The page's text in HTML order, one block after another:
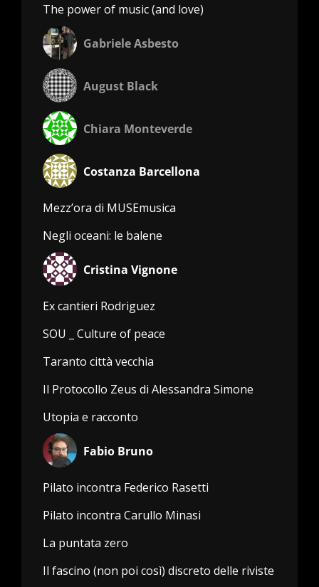
The power of music (and love)
Gabriele Asbesto
August Black
Chiara Monteverde
Costanza Barcellona
Mezz’ora di MUSEmusica
Negli oceani: le balene
Cristina Vignone
Ex cantieri Rodriguez
SOU _ Culture of peace
Taranto città vecchia
Il Protocollo Zeus di Alessandra Simone
Utopia e racconto
Fabio Bruno
Pilato incontra Federico Rasetti
Pilato incontra Carullo Minasi
La puntata zero
Il fascino (non poi così) discreto delle riviste